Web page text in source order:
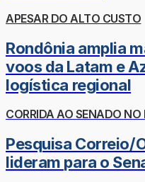
APESAR DO ALTO CUSTO
Rondônia amplia
voos da Latam e
logística regional
CORRIDA AO SENADO NO
Pesquisa Correio/
lideram para o